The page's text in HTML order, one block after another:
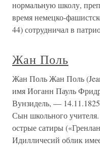
нормальную школу,
время немецко-
44) сотрудничал в
Жан Поль
Жан Поль Жан Поль
имя Иоганн Пауль
Вунзидель, —
Сын школьного
острые сатиры
Идилличесий облик